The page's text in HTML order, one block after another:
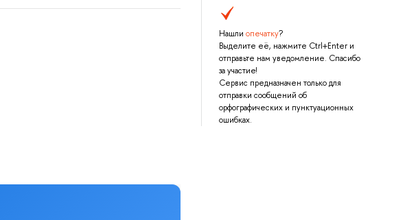
Нашли опечатку?
Выделите её, нажмите Ctrl+Enter и
отправьте нам уведомление. Спасибо
за участие!
Сервис предназначен только для
отправки сообщений об
орфографических и пунктуационных
ошибках.